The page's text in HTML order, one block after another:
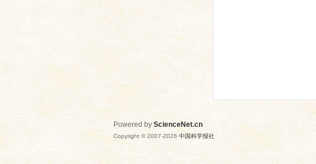
Powered byScienceNet.cn
Copyright © 2007-2026 中国科学报社